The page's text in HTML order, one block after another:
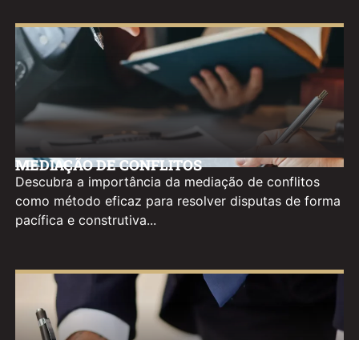
MEDIAÇÃO DE CONFLITOS
Descubra a importância da mediação de conflitos
como método eficaz para resolver disputas de forma
pacífica e construtiva...